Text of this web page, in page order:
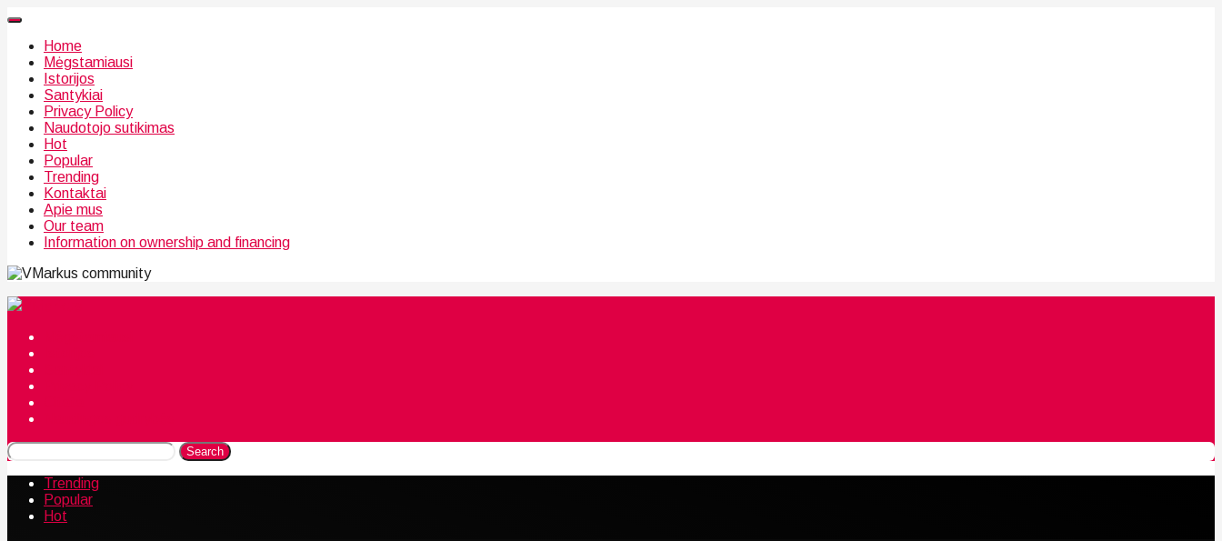
Home
Mėgstamiausi
Istorijos
Santykiai
Privacy Policy
Naudotojo sutikimas
Hot
Popular
Trending
Kontaktai
Apie mus
Our team
Information on ownership and financing
community
Search
Trending
Popular
Hot